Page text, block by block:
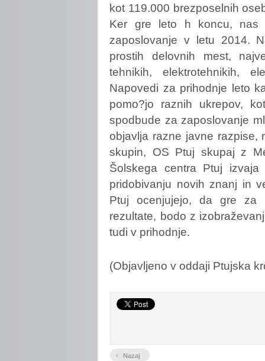
kot 119.000 brezposelnih
Ker gre leto h koncu, nas
zaposlovanje v letu 2014.
prostih delovnih mest,
tehnikih, elektrotehnikih,
Napovedi za prihodnje leto
pomo?jo raznih ukrepov,
spodbude za zaposlovanje
objavlja razne javne razpise,
skupin, OS Ptuj skupaj z
Šolskega centra Ptuj
pridobivanju novih znanj in
Ptuj ocenjujejo, da gre za
rezultate, bodo z
tudi v prihodnje.
(Objavljeno v oddaji Ptujska
‹ Nazaj